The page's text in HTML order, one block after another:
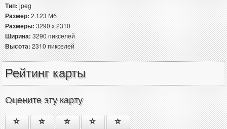
Тип:jpeg
Размер:2.123 Мб
Размеры:3290 x 2310
Ширина:3290 пикселей
Высота:2310 пикселей
Рейтинг карты
Оцените эту карту